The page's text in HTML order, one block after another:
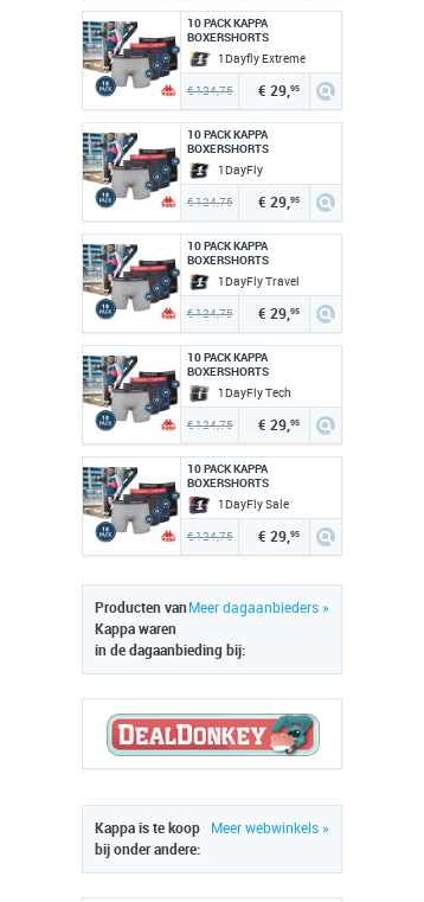
10 PACK KAPPA
BOXERSHORTS
1Dayfly Extreme
€ 124,75 € 29,95
10 PACK KAPPA
BOXERSHORTS
1DayFly
€ 124,75 € 29,95
10 PACK KAPPA
BOXERSHORTS
1DayFly Travel
€ 124,75 € 29,95
10 PACK KAPPA
BOXERSHORTS
1DayFly Tech
€ 124,75 € 29,95
10 PACK KAPPA
BOXERSHORTS
1DayFly Sale
€ 124,75 € 29,95
Meer dagaanbieders »
Producten van
Kappa waren
in de dagaanbieding bij:
Meer webwinkels »
Kappa is te koop
bij onder andere: